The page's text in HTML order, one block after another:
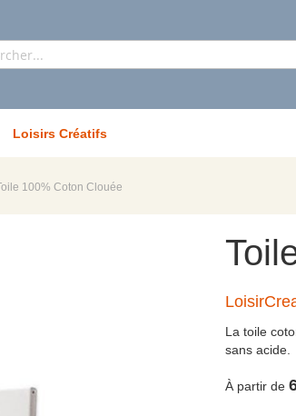
Loisirs Créatifs
100% Coton Clouée
La toile
sans acide.
À partir de